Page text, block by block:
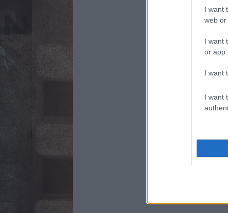
I want
web or
I want
or app.
I want
I want